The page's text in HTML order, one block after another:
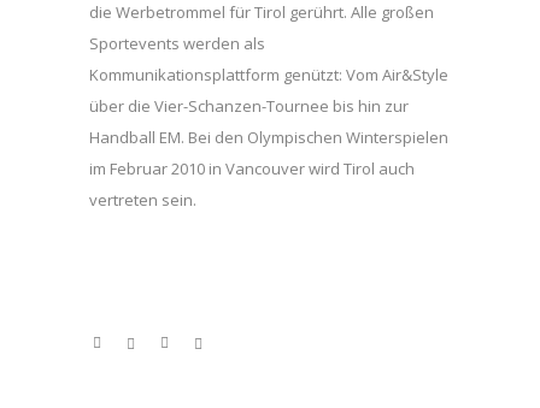
die Werbetrommel für Tirol gerührt. Alle großen
Sportevents werden als
Kommunikationsplattform genützt: Vom Air&Style
über die Vier-Schanzen-Tournee bis hin zur
Handball EM. Bei den Olympischen Winterspielen
im Februar 2010 in Vancouver wird Tirol auch
vertreten sein.